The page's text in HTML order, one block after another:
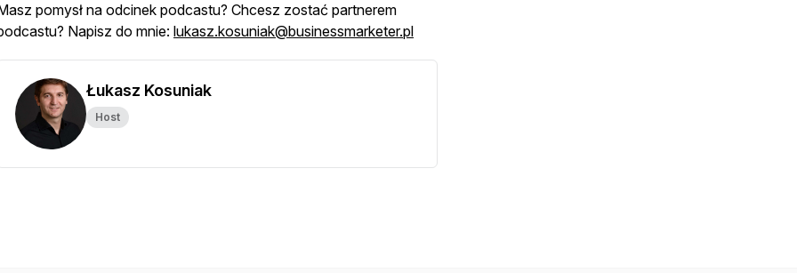
pomysł na odcinek podcastu? Chcesz zostać partnerem
Napisz do mnie: lukasz.kosuniak@businessmarketer.pl
Łukasz Kosuniak
Host